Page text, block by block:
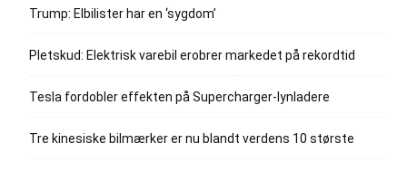
Trump: Elbilister har en ‘sygdom’
Pletskud: Elektrisk varebil erobrer markedet på rekordtid
Tesla fordobler effekten på Supercharger-lynladere
Tre kinesiske bilmærker er nu blandt verdens 10 største